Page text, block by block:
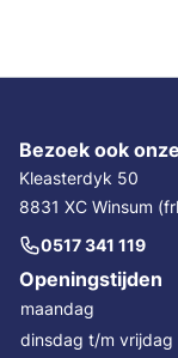
Bezoek ook
Kleasterdyk 50
8831 XC Winsum
0517 341 119
Openingstijden
maandag
dinsdag t/m vrijdag